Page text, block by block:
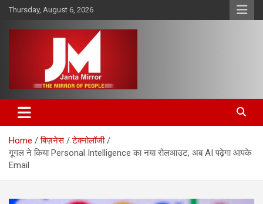
Skip
content
Thursday, August 6, 2026
Janta Mirror
Home बिज़नेस
टेक्नोलॉजी
गूगल ने किया Personal Intelligence का नया रोलआउट, अब AI पढ़ेगा आपके
Email